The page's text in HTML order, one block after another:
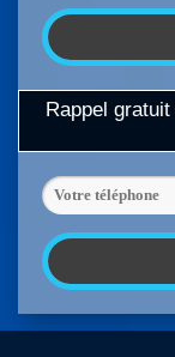
Rappel gratuit